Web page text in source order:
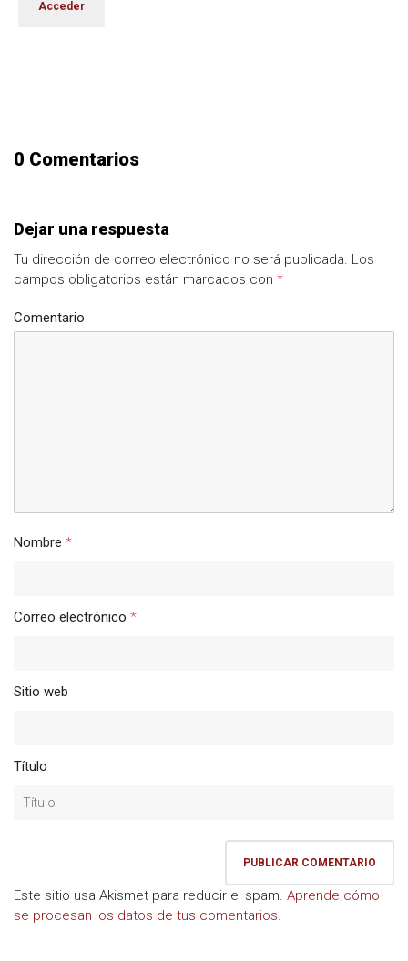
0 Comentarios
Dejar una respuesta
Tu dirección de correo electrónico no será publicada. Los
campos obligatorios están marcados con *
Comentario
Nombre *
Correo electrónico *
Sitio web
Título
Este sitio usa Akismet para reducir el spam. Aprende cómo
se procesan los datos de tus comentarios.